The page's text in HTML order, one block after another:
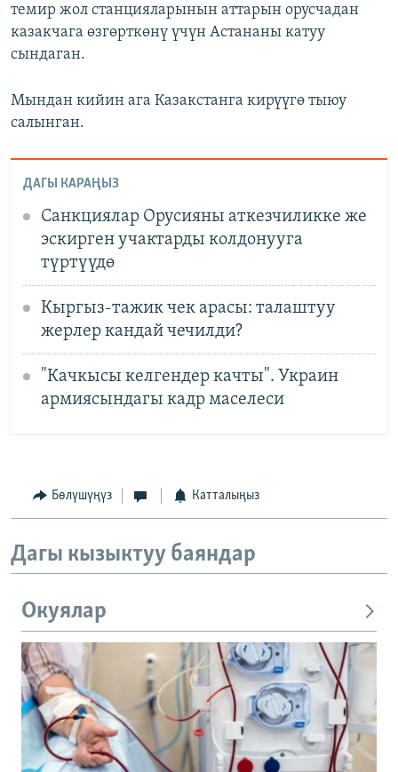
темир жол станцияларынын аттарын орусчадан
казакчага өзгөрткөнү үчүн Астананы катуу
сындаган.
Мындан кийин ага Казакстанга кирүүгө тыюу
салынган.
ДАГЫ КАРАҢЫЗ
Санкциялар Орусияны аткезчиликке же
эскирген учактарды колдонууга
түртүүдө
Кыргыз-тажик чек арасы: талаштуу
жерлер кандай чечилди?
"Качкысы келгендер качты". Украин
армиясындагы кадр маселеси
Бөлүшүңүз Катталыңыз
Дагы кызыктуу баяндар
Окуялар